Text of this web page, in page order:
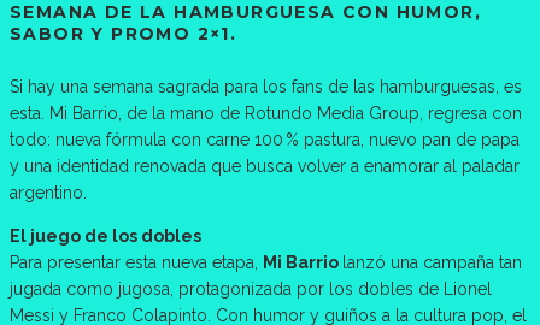
SEMANA DE LA HAMBURGUESA CON HUMOR,
SABOR Y PROMO 2×1.
Si hay una semana sagrada para los fans de las hamburguesas, es
esta. Mi Barrio, de la mano de Rotundo Media Group, regresa con
todo: nueva fórmula con carne 100 % pastura, nuevo pan de papa
y una identidad renovada que busca volver a enamorar al paladar
argentino.
El juego de los dobles
Para presentar esta nueva etapa, Mi Barrio lanzó una campaña tan
jugada como jugosa, protagonizada por los dobles de Lionel
Messi y Franco Colapinto. Con humor y guiños a la cultura pop, el